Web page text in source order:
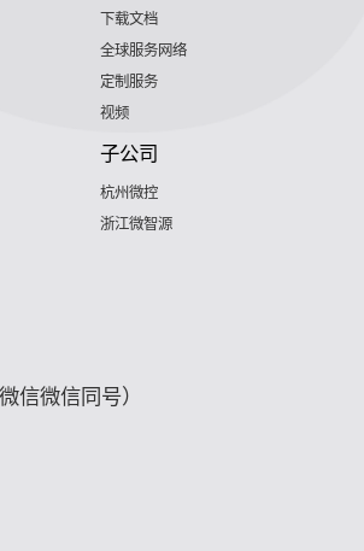
下载文档
全球服务网络
定制服务
视频
子公司
杭州微控
浙江微智源
信微信同号）